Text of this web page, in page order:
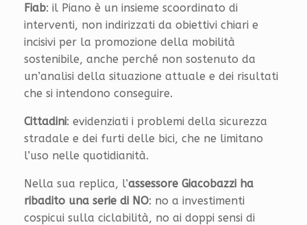
Fiab: il Piano è un insieme scoordinato di
interventi, non indirizzati da obiettivi chiari e
incisivi per la promozione della mobilità
sostenibile, anche perché non sostenuto da
un’analisi della situazione attuale e dei risultati
che si intendono conseguire.
Cittadini: evidenziati i problemi della sicurezza
stradale e dei furti delle bici, che ne limitano
l’uso nelle quotidianità.
Nella sua replica, l’assessore Giacobazzi ha
ribadito una serie di NO: no a investimenti
cospicui sulla ciclabilità, no ai doppi sensi di